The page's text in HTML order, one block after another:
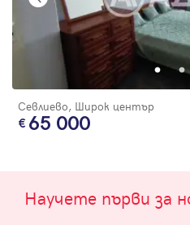
Севлиево, Широк център
65 000
Научете първи за